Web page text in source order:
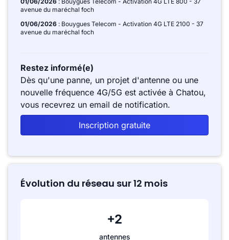
avenue du maréchal foch
01/06/2026 : Bouygues Telecom - Activation 4G LTE 2100 - 37
avenue du maréchal foch
Restez informé(e)
Dès qu'une panne, un projet d'antenne ou une
nouvelle fréquence 4G/5G est activée à Chatou,
vous recevrez un email de notification.
Inscription gratuite
Évolution du réseau sur 12 mois
+2
antennes